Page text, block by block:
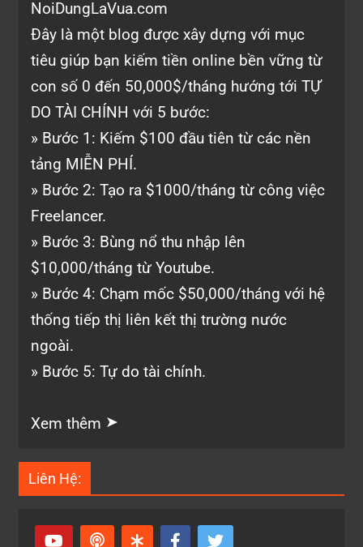
NoiDungLaVua.com
Đây là một blog được xây dựng với mục
tiêu giúp bạn kiếm tiền online bền vững từ
con số 0 đến 50,000$/tháng hướng tới TỰ
DO TÀI CHÍNH với 5 bước:
» Bước 1: Kiếm $100 đầu tiên từ các nền
tảng MIỄN PHÍ.
» Bước 2: Tạo ra $1000/tháng từ công việc
Freelancer.
» Bước 3: Bùng nổ thu nhập lên
$10,000/tháng từ Youtube.
» Bước 4: Chạm mốc $50,000/tháng với hệ
thống tiếp thị liên kết thị trường nước
ngoài.
» Bước 5: Tự do tài chính.
Xem thêm ➤
Liên Hệ: